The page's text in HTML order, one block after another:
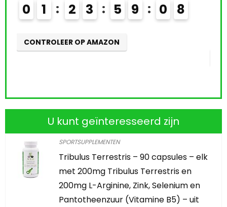
7
0 2 2 3 5 9
U kunt geïnteresseerd zijn
SPORTSUPPLEMENTEN
Tribulus Terrestris – 90 capsules – elk
met 200mg Tribulus Terrestris en
200mg L-Arginine, Zink, Selenium en
Pantotheenzuur (Vitamine B5) – uit